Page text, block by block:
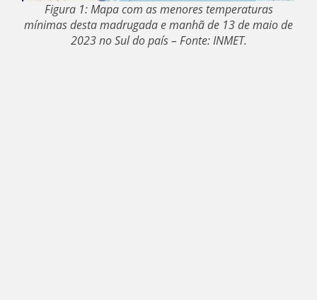
Figura 1: Mapa com as menores temperaturas
mínimas desta madrugada e manhã de 13 de maio de
2023 no Sul do país – Fonte: INMET.